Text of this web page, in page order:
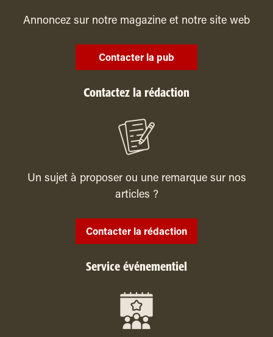
Annoncez sur notre magazine et notre site web
Contacter la pub
Contactez la rédaction
Un sujet à proposer ou une remarque sur nos
articles ?
Contacter la rédaction
Service événementiel